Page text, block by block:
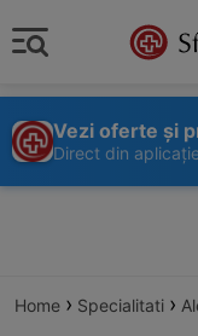
Vezi oferte și
Direct din
Home › Specialitati ›